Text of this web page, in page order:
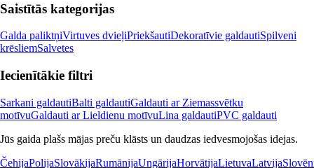
Saistītās kategorijas
Galda paliktņiVirtuves dvieļiPriekšautiDekoratīvie galdautiSpilveni
krēsliemSalvetes
Iecienītākie filtri
Sarkani galdautiBalti galdautiGaldauti ar Ziemassvētku
motīvuGaldauti ar Lieldienu motīvuLina galdautiPVC galdauti
Jūs gaida plašs mājas preču klāsts un daudzas iedvesmojošas idejas.
ČehijaPolijaSlovākijaRumānijaUngārijaHorvātijaLietuvaLatvija